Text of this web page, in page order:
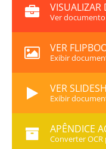
Ver
VER
Exibir
VER
Exibir
APÊNDICE
Converter